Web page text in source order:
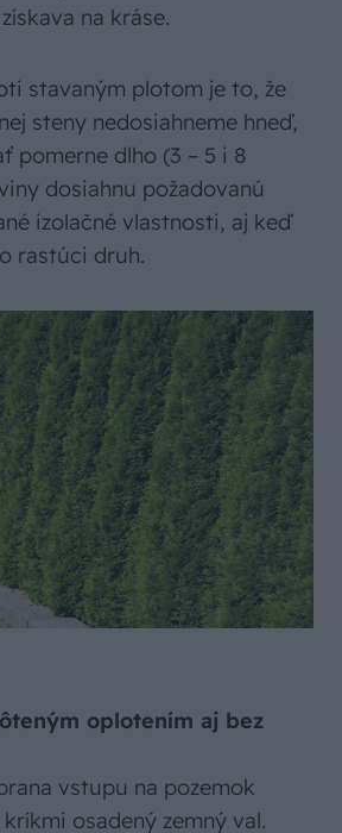
na kráse.
stavaným plotom je to, že
steny nedosiahneme hneď,
pomerne dlho (3 – 5 i 8
dosiahnu požadovanú
izolačné vlastnosti, aj keď
rastúci druh.
oplotením aj bez
vstupu na pozemok
osadený zemný val.